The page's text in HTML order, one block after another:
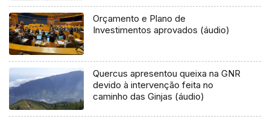
Orçamento e Plano de
Investimentos aprovados (áudio)
Quercus apresentou queixa na GNR
devido à intervenção feita no
caminho das Ginjas (áudio)